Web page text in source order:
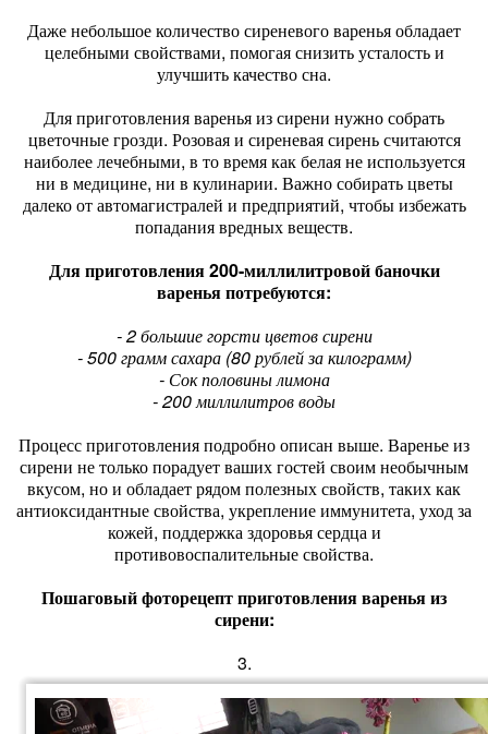
Даже небольшое количество сиреневого варенья обладает
целебными свойствами, помогая снизить усталость и
улучшить качество сна.
Для приготовления варенья из сирени нужно собрать
цветочные грозди. Розовая и сиреневая сирень считаются
наиболее лечебными, в то время как белая не используется
ни в медицине, ни в кулинарии. Важно собирать цветы
далеко от автомагистралей и предприятий, чтобы избежать
попадания вредных веществ.
Для приготовления 200-миллилитровой баночки
варенья потребуются:
- 2 большие горсти цветов сирени
- 500 грамм сахара (80 рублей за килограмм)
- Сок половины лимона
- 200 миллилитров воды
Процесс приготовления подробно описан выше. Варенье из
сирени не только порадует ваших гостей своим необычным
вкусом, но и обладает рядом полезных свойств, таких как
антиоксидантные свойства, укрепление иммунитета, уход за
кожей, поддержка здоровья сердца и
противовоспалительные свойства.
Пошаговый фоторецепт приготовления варенья из
сирени:
3.